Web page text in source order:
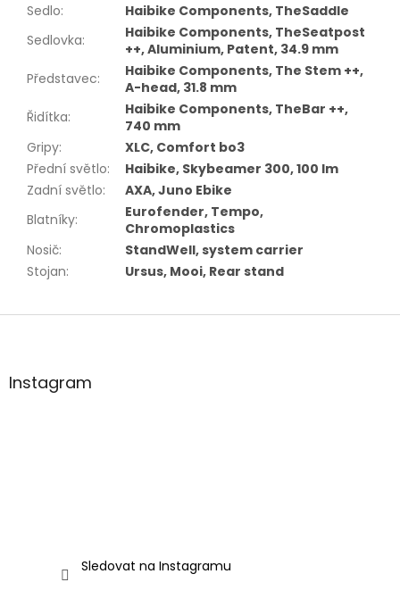
Sedlo:
Haibike Components, TheSaddle
Sedlovka:
Haibike Components, TheSeatpost
++, Aluminium, Patent, 34.9 mm
Představec:
Haibike Components, The Stem ++,
A-head, 31.8 mm
Řidítka:
Haibike Components, TheBar ++,
740 mm
Gripy:
XLC, Comfort bo3
Přední světlo:
Haibike, Skybeamer 300, 100 lm
Zadní světlo:
AXA, Juno Ebike
Blatníky:
Eurofender, Tempo,
Chromoplastics
Nosič:
StandWell, system carrier
Stojan: Ursus, Mooi, Rear stand
Z
aInstagram
Sledovat na Instagramu